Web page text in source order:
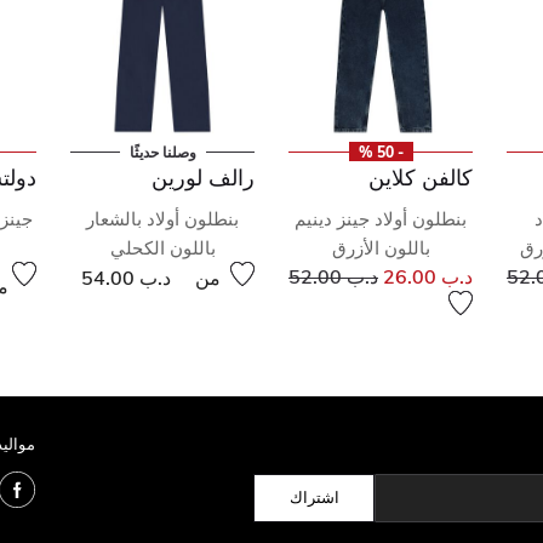
منإلى
- 50 %
كالفن كلاين
بنطلون أولاد جينز دينيم
باللون الأزرق
د.ب 26.00 سعر مخفض من
د.ب 52.00 إلى
وصلنا حديثًا
رالف لورين
بنطلون أولاد بالشعار
باللون الكحلي
من د.ب 54.00
اشتراك